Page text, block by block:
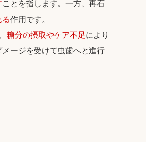
ことを指します。一方、再石
る作用です。
糖分の摂取やケア不足により
ージを受けて虫歯へと進行